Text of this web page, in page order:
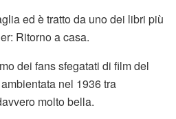
ed è tratto da uno dei libri più
Ritorno a casa.
dei fans sfegatati di film del
nel 1936 tra
molto bella.